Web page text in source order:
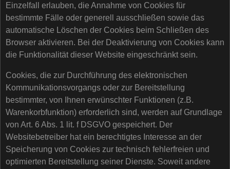
Einzelfall erlauben, die Annahme von Cookies für
bestimmte Fälle oder generell ausschließen sowie das
automatische Löschen der Cookies beim Schließen des
Browser aktivieren. Bei der Deaktivierung von Cookies kann
die Funktionalität dieser Website eingeschränkt sein.
Cookies, die zur Durchführung des elektronischen
Kommunikationsvorgangs oder zur Bereitstellung
bestimmter, von Ihnen erwünschter Funktionen (z.B.
Warenkorbfunktion) erforderlich sind, werden auf Grundlage
von Art. 6 Abs. 1 lit. f DSGVO gespeichert. Der
Websitebetreiber hat ein berechtigtes Interesse an der
Speicherung von Cookies zur technisch fehlerfreien und
optimierten Bereitstellung seiner Dienste. Soweit andere